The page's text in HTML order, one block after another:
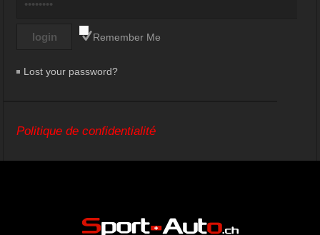
Remember Me
Lost your password?
Politique de confidentialité